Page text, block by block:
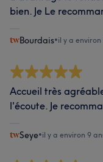
bien. Je Le
Bourdais•il y a environ
Accueil très
l'écoute. Je
Seye•il y a environ 9